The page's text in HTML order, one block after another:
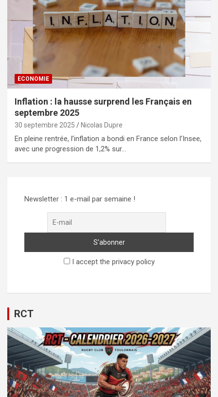
ECONOMIE
Inflation : la hausse surprend les Français en
septembre 2025
30 septembre 2025 Nicolas Dupre
En pleine rentrée, l’inflation a bondi en France selon l’Insee,
avec une progression de 1,2% sur…
Newsletter : 1 e-mail par semaine !
I accept the privacy policy
RCT